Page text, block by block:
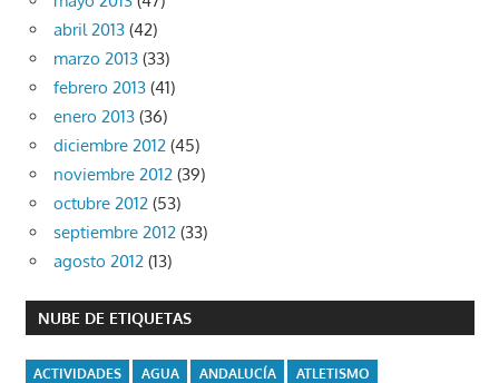
abril 2013 (42)
marzo 2013 (33)
febrero 2013 (41)
enero 2013 (36)
diciembre 2012 (45)
noviembre 2012 (39)
octubre 2012 (53)
septiembre 2012 (33)
agosto 2012 (13)
NUBE DE ETIQUETAS
ACTIVIDADES AGUA ANDALUCÍA
ATLETISMO